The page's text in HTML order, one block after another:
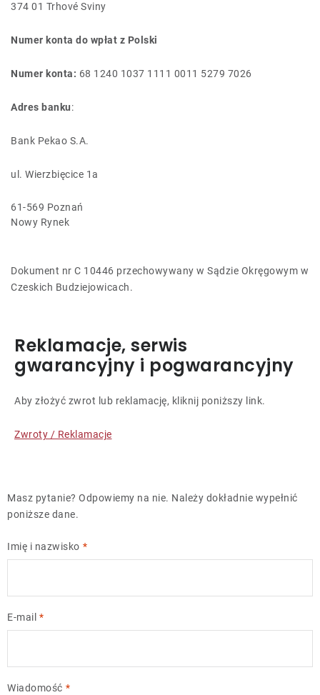
374 01 Trhové Sviny
Numer konta do wpłat z Polski
Numer konta: 68 1240 1037 1111 0011 5279 7026
Adres banku:
Bank Pekao S.A.
ul. Wierzbięcice 1a
61-569 Poznań
Nowy Rynek
Dokument nr C 10446 przechowywany w Sądzie Okręgowym w
Czeskich Budziejowicach.
Reklamacje, serwis
gwarancyjny i pogwarancyjny
Aby złożyć zwrot lub reklamację, kliknij poniższy link.
Zwroty / Reklamacje
Masz pytanie? Odpowiemy na nie. Należy dokładnie wypełnić
poniższe dane.
Imię i nazwisko
E-mail
Wiadomość